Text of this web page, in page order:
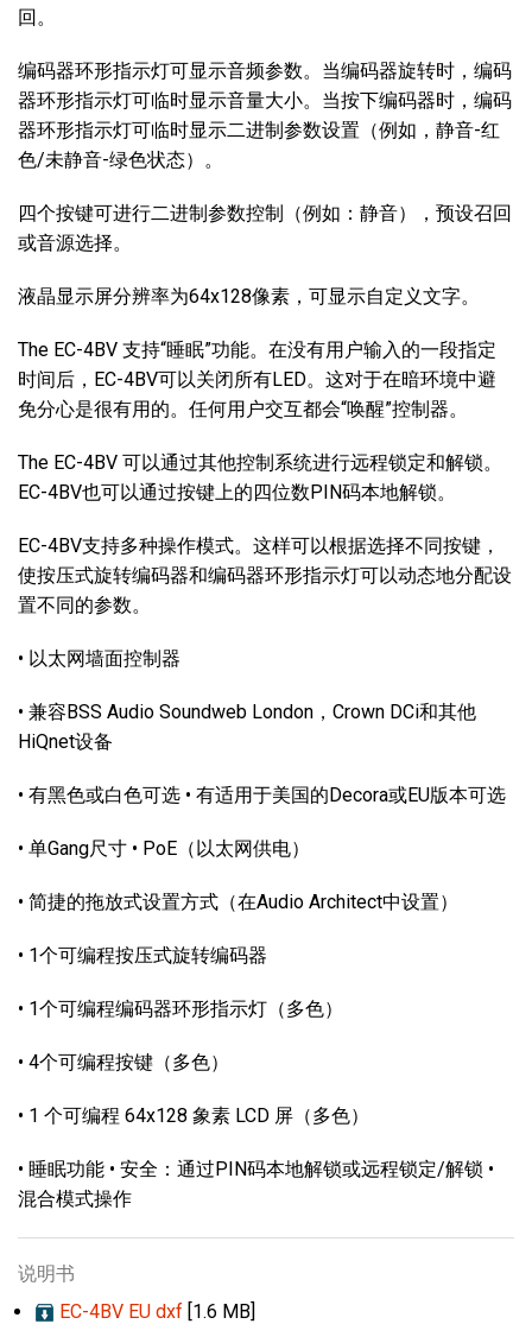
回。
编码器环形指示灯可显示音频参数。当编码器旋转时，编码
器环形指示灯可临时显示音量大小。当按下编码器时，编码
器环形指示灯可临时显示二进制参数设置（例如，静音-红
色/未静音-绿色状态）。
四个按键可进行二进制参数控制（例如：静音），预设召回
或音源选择。
液晶显示屏分辨率为64x128像素，可显示自定义文字。
The EC-4BV 支持“睡眠”功能。在没有用户输入的一段指定
时间后，EC-4BV可以关闭所有LED。这对于在暗环境中避
免分心是很有用的。任何用户交互都会“唤醒”控制器。
The EC-4BV 可以通过其他控制系统进行远程锁定和解锁。
EC-4BV也可以通过按键上的四位数PIN码本地解锁。
EC-4BV支持多种操作模式。这样可以根据选择不同按键，
使按压式旋转编码器和编码器环形指示灯可以动态地分配设
置不同的参数。
• 以太网墙面控制器
• 兼容BSS Audio Soundweb London，Crown DCi和其他
HiQnet设备
• 有黑色或白色可选 • 有适用于美国的Decora或EU版本可选
• 单Gang尺寸 • PoE（以太网供电）
• 简捷的拖放式设置方式（在Audio Architect中设置）
• 1个可编程按压式旋转编码器
• 1个可编程编码器环形指示灯（多色）
• 4个可编程按键（多色）
• 1 个可编程 64x128 象素 LCD 屏（多色）
• 睡眠功能 • 安全：通过PIN码本地解锁或远程锁定/解锁 •
混合模式操作
说明书
EC-4BV EU dxf [1.6 MB]